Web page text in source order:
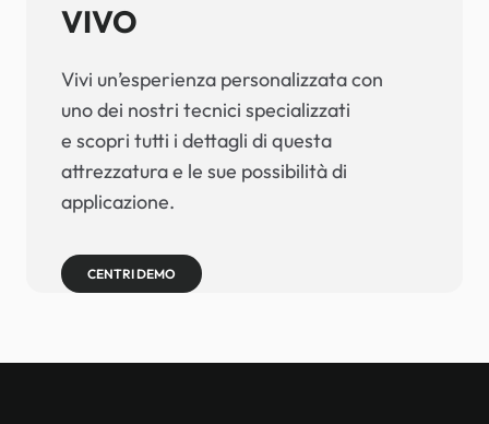
VIVO
Vivi un’esperienza personalizzata con
uno dei nostri tecnici specializzati
e scopri tutti i dettagli di questa
attrezzatura e le sue possibilità di
applicazione.
CENTRI DEMO